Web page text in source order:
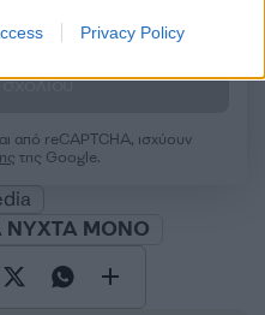
Privacy Policy
2000 /2000
από reCAPTCHA, ισχύουν
της Google.
ΝΥΧΤΑ ΜΟΝΟ